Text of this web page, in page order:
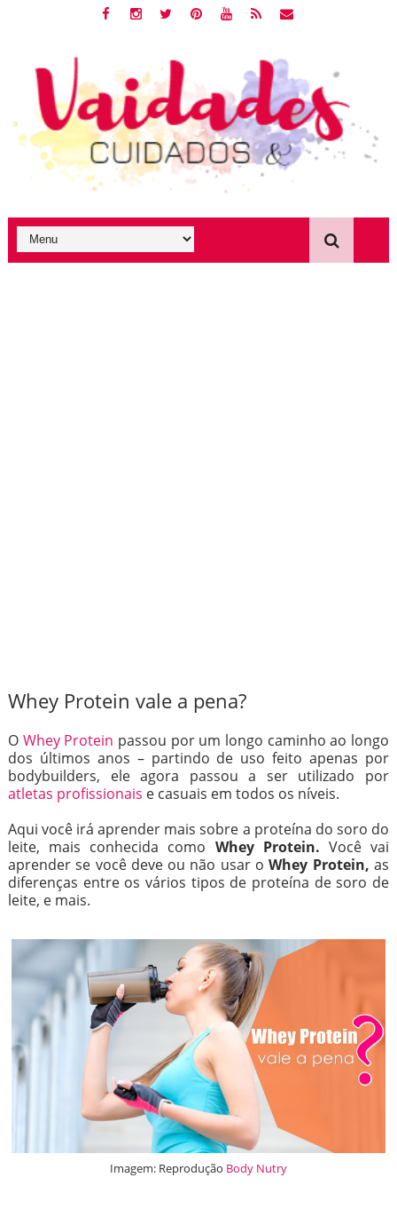
Whey Protein vale a pena?
O Whey Protein passou por um longo caminho ao longo
dos últimos anos – partindo de uso feito apenas por
bodybuilders, ele agora passou a ser utilizado por
atletas profissionais e casuais em todos os níveis.
Aqui você irá aprender mais sobre a proteína do soro do
leite, mais conhecida como Whey Protein. Você vai
aprender se você deve ou não usar oWhey Protein, as
diferenças entre os vários tipos de proteína de soro de
leite, e mais.
Imagem: Reprodução Body Nutry